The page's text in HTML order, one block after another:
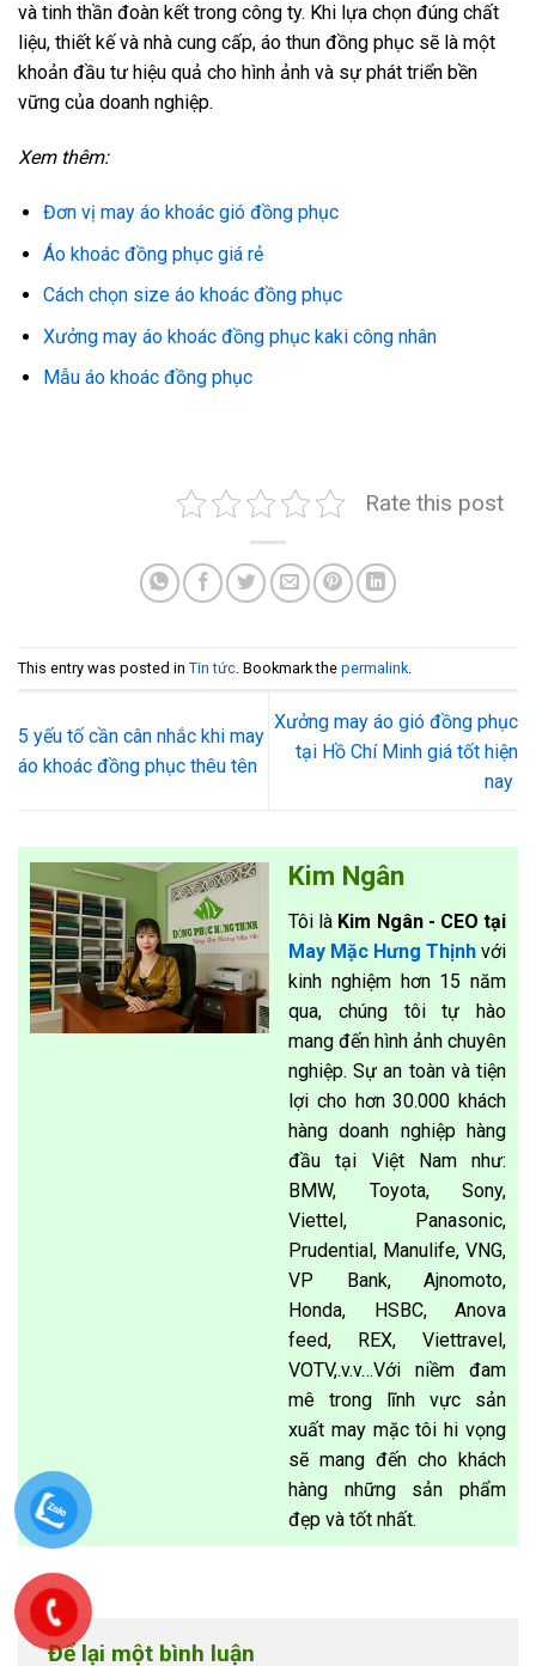
và tinh thần đoàn kết trong công ty. Khi lựa chọn đúng chất
liệu, thiết kế và nhà cung cấp, áo thun đồng phục sẽ là một
khoản đầu tư hiệu quả cho hình ảnh và sự phát triển bền
vững của doanh nghiệp.
Xem thêm:
Đơn vị may áo khoác gió đồng phục
Áo khoác đồng phục giá rẻ
Cách chọn size áo khoác đồng phục
Xưởng may áo khoác đồng phục kaki công nhân
Mẫu áo khoác đồng phục
Rate this post
This entry was posted in Tin tức . Bookmark the permalink
5 yếu tố cần cân nhắc khi may
áo khoác đồng phục thêu tên
Xưởng may áo gió đồng phục
tại Hồ Chí Minh giá tốt hiện
nay
Kim Ngân
Tôi là Kim Ngân - CEO tại
May Mặc Hưng Thịnh với
kinh nghiệm hơn 15 năm
qua, chúng tôi tự hào
mang đến hình ảnh chuyên
nghiệp. Sự an toàn và tiện
lợi cho hơn 30.000 khách
hàng doanh nghiệp hàng
đầu tại Việt Nam như:
BMW, Toyota, Sony,
Viettel, Panasonic,
Prudential, Manulife, VNG,
VP Bank, Ajnomoto,
Honda, HSBC, Anova
feed, REX, Viettravel,
VOTV,.v.v…Với niềm đam
mê trong lĩnh vực sản
xuất may mặc tôi hi vọng
sẽ mang đến cho khách
hàng những sản phẩm
đẹp và tốt nhất.
Để lại một bình luận